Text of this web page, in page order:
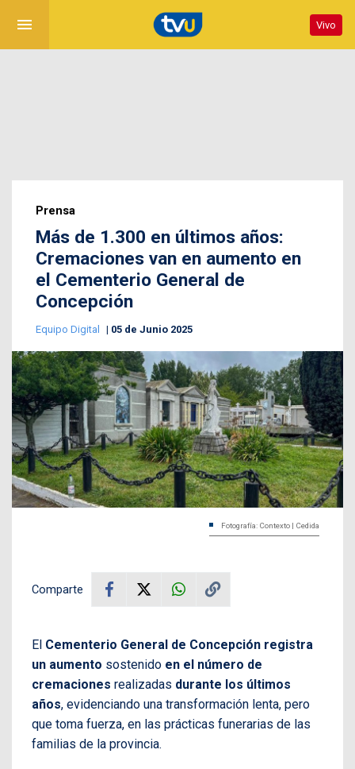
menu Vivo
Prensa
Más de 1.300 en últimos años:
Cremaciones van en aumento en
el Cementerio General de
Concepción
Equipo Digital 05 de Junio 2025
Fotografía: Contexto | Cedida
Comparte
El Cementerio General de Concepción registra
un aumento sostenido en el número de
cremaciones realizadas durante los últimos
años, evidenciando una transformación lenta, pero
que toma fuerza, en las prácticas funerarias de las
familias de la provincia.